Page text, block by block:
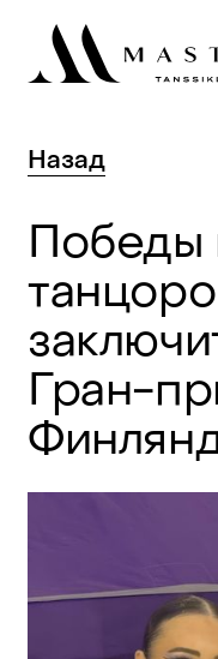
Назад
Победы
Гран-